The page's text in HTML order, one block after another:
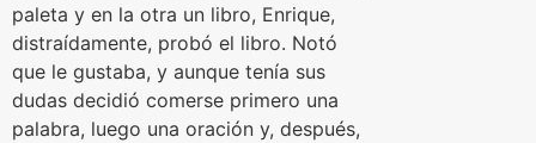
paleta y en la otra un libro, Enrique,
distraídamente, probó el libro. Notó
que le gustaba, y aunque tenía sus
dudas decidió comerse primero una
palabra, luego una oración y, después,